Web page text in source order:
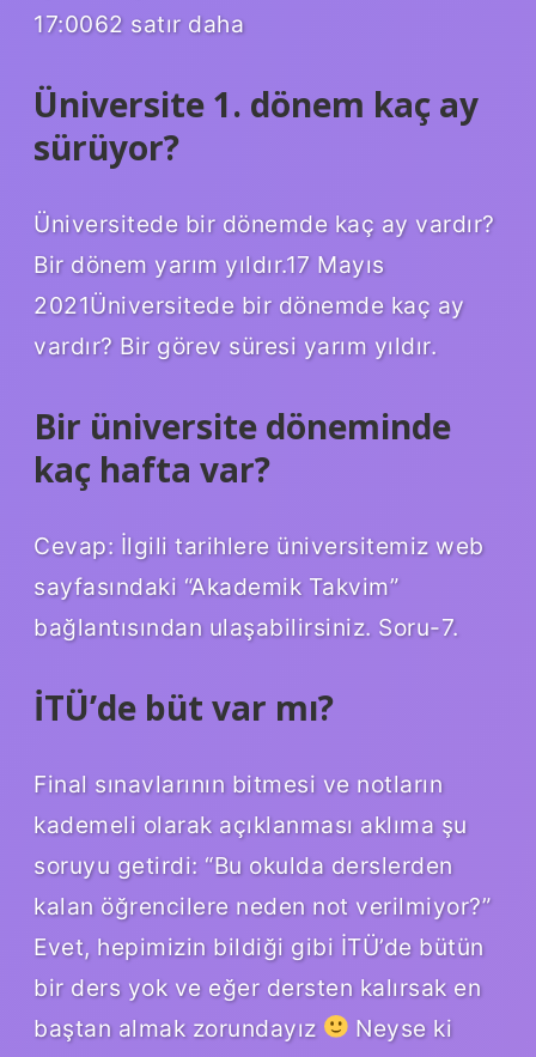
17:0062 satır daha
Üniversite 1. dönem kaç ay
sürüyor?
Üniversitede bir dönemde kaç ay vardır?
Bir dönem yarım yıldır.17 Mayıs
2021Üniversitede bir dönemde kaç ay
vardır? Bir görev süresi yarım yıldır.
Bir üniversite döneminde
kaç hafta var?
Cevap: İlgili tarihlere üniversitemiz web
sayfasındaki “Akademik Takvim”
bağlantısından ulaşabilirsiniz. Soru-7.
İTÜ’de büt var mı?
Final sınavlarının bitmesi ve notların
kademeli olarak açıklanması aklıma şu
soruyu getirdi: “Bu okulda derslerden
kalan öğrencilere neden not verilmiyor?”
Evet, hepimizin bildiği gibi İTÜ’de bütün
bir ders yok ve eğer dersten kalırsak en
baştan almak zorundayız
Neyse ki